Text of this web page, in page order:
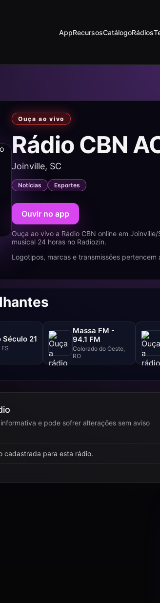
AppRecursosCatálogoRádios
Ouça ao vivo
Rádio CBN
Joinville, SC
Notícias Esportes
Ouvir no app
Ouça ao vivo a Rádio CBN online em
musical 24 horas no Radiozin.
Logotipos, marcas e transmissões
Século 21
Massa FM -
94.1 FM
Colorado do Oeste,
RO
e pode sofrer alterações sem aviso
cadastrada para esta rádio.